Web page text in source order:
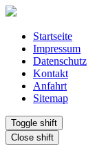
Startseite
Impressum
Datenschutz
Kontakt
Anfahrt
Sitemap
Toggle shift
Close shift